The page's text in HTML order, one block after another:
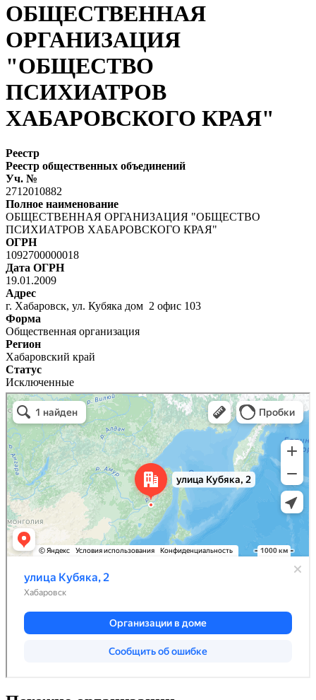
ОБЩЕСТВЕННАЯ
ОРГАНИЗАЦИЯ
"ОБЩЕСТВО
ПСИХИАТРОВ
ХАБАРОВСКОГО КРАЯ"
Реестр
Реестр общественных объединений
Уч. №
2712010882
Полное наименование
ОБЩЕСТВЕННАЯ ОРГАНИЗАЦИЯ "ОБЩЕСТВО
ПСИХИАТРОВ ХАБАРОВСКОГО КРАЯ"
ОГРН
1092700000018
Дата ОГРН
19.01.2009
Адрес
г. Хабаровск, ул. Кубяка дом 2 офис 103
Форма
Общественная организация
Регион
Хабаровский край
Статус
Исключенные